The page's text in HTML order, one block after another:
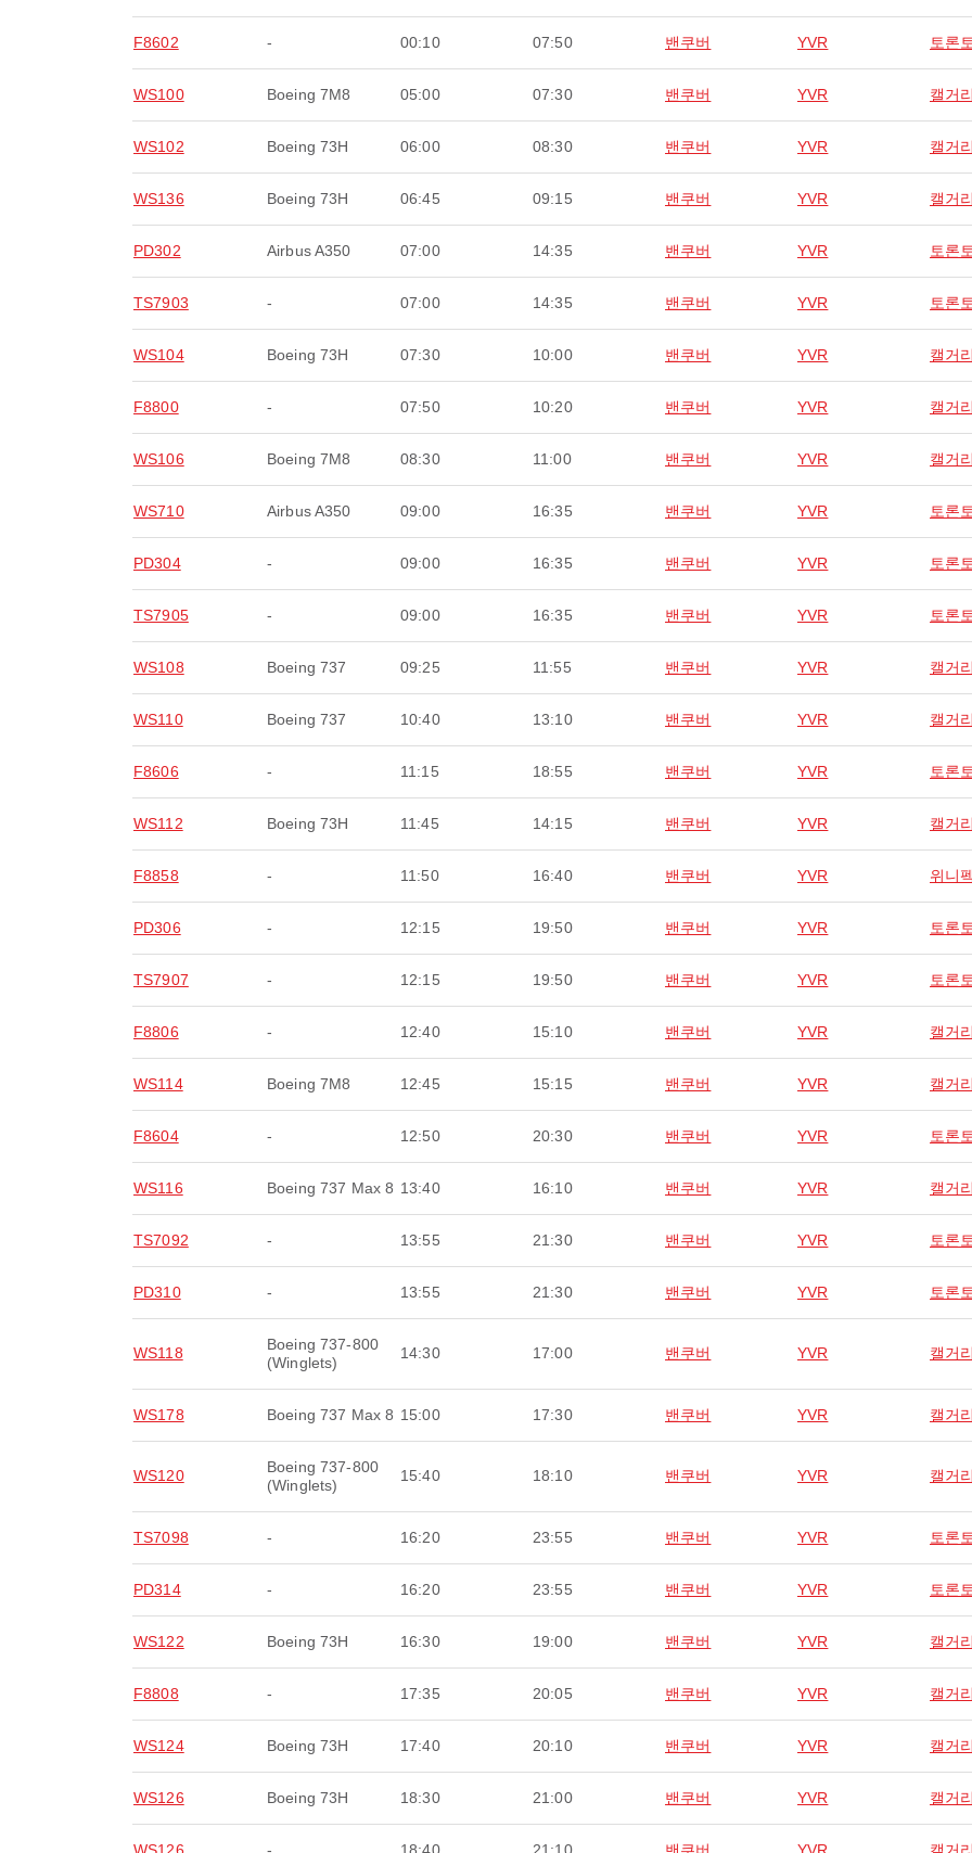
F8602 - 00:10 07:50 밴쿠버 YVR 토론
WS100 Boeing 7M8 05:00 07:30 밴쿠버 YVR 캘거리
WS102 Boeing 73H 06:00 08:30 밴쿠버 YVR 캘거리
WS136 Boeing 73H 06:45 09:15 밴쿠버 YVR 캘거리
PD302 Airbus A350 07:00 14:35 밴쿠버 YVR 토론
TS7903 - 07:00 14:35 밴쿠버 YVR 토론
WS104 Boeing 73H 07:30 10:00 밴쿠버 YVR 캘거리
F8800 - 07:50 10:20 밴쿠버 YVR 캘거리
WS106 Boeing 7M8 08:30 11:00 밴쿠버 YVR 캘거리
WS710 Airbus A350 09:00 16:35 밴쿠버 YVR 토론
PD304 - 09:00 16:35 밴쿠버 YVR 토론
TS7905 - 09:00 16:35 밴쿠버 YVR 토론
WS108 Boeing 737 09:25 11:55 밴쿠버 YVR 캘거리
WS110 Boeing 737 10:40 13:10 밴쿠버 YVR 캘거리
F8606 - 11:15 18:55 밴쿠버 YVR 토론
WS112 Boeing 73H 11:45 14:15 밴쿠버 YVR 캘거리
F8858 - 11:50 16:40 밴쿠버 YVR 위니펙
PD306 - 12:15 19:50 밴쿠버 YVR 토론
TS7907 - 12:15 19:50 밴쿠버 YVR 토론
F8806 - 12:40 15:10 밴쿠버 YVR 캘거리
WS114 Boeing 7M8 12:45 15:15 밴쿠버 YVR 캘거리
F8604 - 12:50 20:30 밴쿠버 YVR 토론
WS116 Boeing 737 Max 8 13:40 16:10 밴쿠버 YVR 캘거리
TS7092 - 13:55 21:30 밴쿠버 YVR 토론
PD310 - 13:55 21:30 밴쿠버 YVR 토론
WS118
Boeing 737-800
(Winglets)
14:30 17:00 밴쿠버 YVR 캘거리
WS178 Boeing 737 Max 8 15:00 17:30 밴쿠버 YVR 캘거리
WS120
Boeing 737-800
(Winglets)
15:40 18:10 밴쿠버 YVR 캘거리
TS7098 - 16:20 23:55 밴쿠버 YVR 토론
PD314 - 16:20 23:55 밴쿠버 YVR 토론
WS122 Boeing 73H 16:30 19:00 밴쿠버 YVR 캘거리
F8808 - 17:35 20:05 밴쿠버 YVR 캘거리
WS124 Boeing 73H 17:40 20:10 밴쿠버 YVR 캘거리
WS126 Boeing 73H 18:30 21:00 밴쿠버 YVR 캘거리